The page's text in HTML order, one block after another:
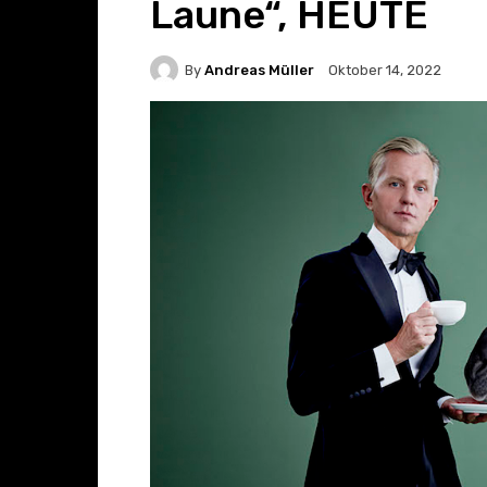
Laune“, HEUTE
By Andreas Müller Oktober 14, 2022